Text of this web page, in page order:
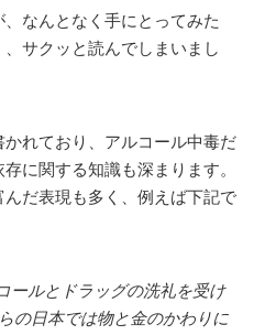
なんとなく手にとってみた
サクッと読んでしまいまし
れており、アルコール中毒だ
に関する知識も深まります。
だ表現も多く、例えば下記で
ールとドラッグの洗礼を受け
の日本では物と金のかわりに